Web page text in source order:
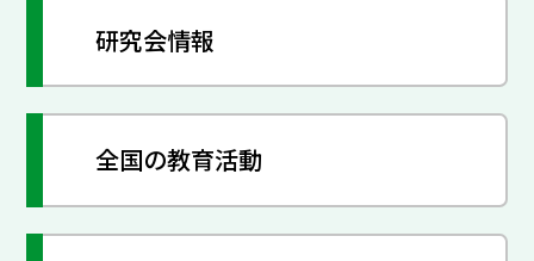
研究会情報
全国の教育活動